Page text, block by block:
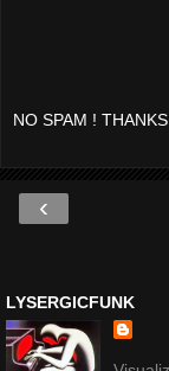
NO SPAM ! THANKS
‹
LYSERGICFUNK